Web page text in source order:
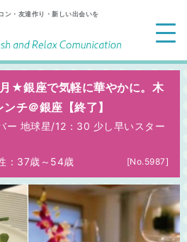
ン・友達作り・新しい出会いを
★銀座で気軽に華やかに。木
チ＠銀座【終了】
ー 地球星/12：30 少し早いスター
：37歳～54歳 [No.5987]